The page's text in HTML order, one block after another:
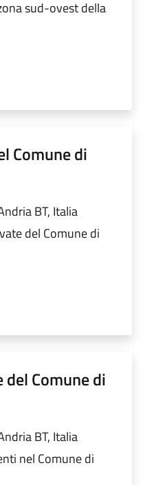
sud-ovest della
Comune di
BT, Italia
del Comune di
Comune di
BT, Italia
nel Comune di